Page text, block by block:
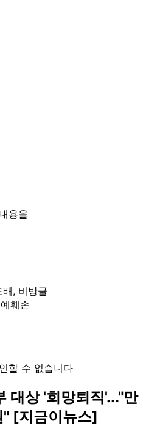
용을
, 비방글
훼손
할 수 없습니다
대상 '희망퇴직'..."만
[지금이뉴스]